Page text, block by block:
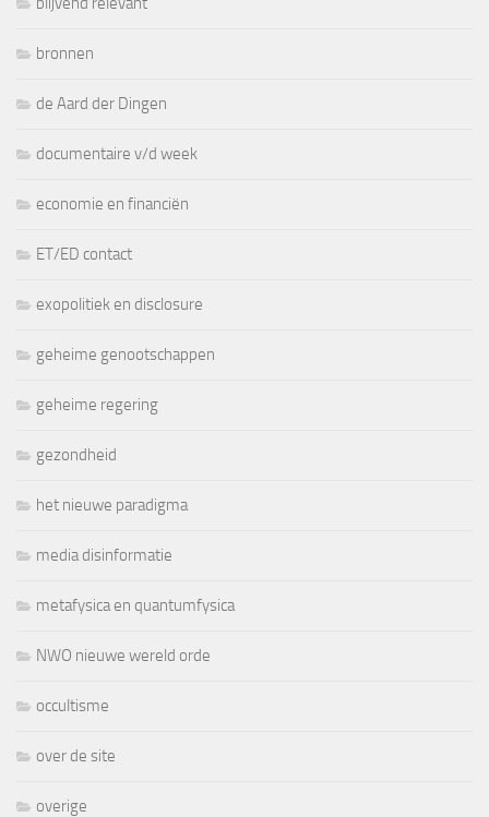
bronnen
de Aard der Dingen
documentaire v/d week
economie en financiën
ET/ED contact
exopolitiek en disclosure
geheime genootschappen
geheime regering
gezondheid
het nieuwe paradigma
media disinformatie
metafysica en quantumfysica
NWO nieuwe wereld orde
occultisme
over de site
overige